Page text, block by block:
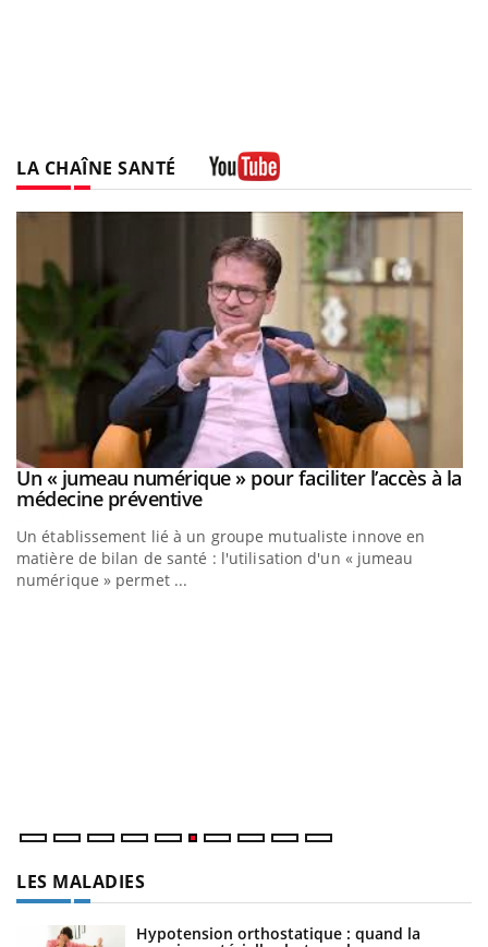
LA CHAÎNE SANTÉ
Youtube
Un « jumeau numérique » pour faciliter l’accès à la
médecine préventiveYoutube
Un établissement lié à un groupe mutualiste innove en
matière de bilan de santé : l'utilisation d'un « jumeau
numérique » permet ...
LES MALADIES
Hypotension orthostatique : quand la